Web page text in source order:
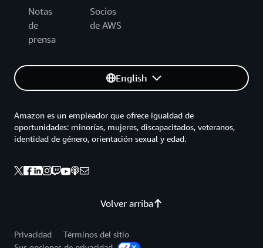
Notas
de
prensa
Socios
de AWS
English
Volver arriba
Amazon es un empleador que ofrece igualdad de
oportunidades: minorías, mujeres, discapacitados, veteranos,
identidad de género, orientación sexual y edad.
Privacidad
Términos del sitio